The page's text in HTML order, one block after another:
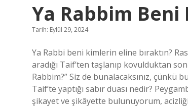
Ya Rabbim Beni
Tarih: Eylül 29, 2024
Ya Rabbi beni kimlerin eline bıraktın?
aradığı Taif’ten taşlanıp kovulduktan
Rabbim?” Siz de bunalacaksınız, çünkü
Taif’te yaptığı sabır duası nedir?
şikayet ve şikâyette bulunuyorum,